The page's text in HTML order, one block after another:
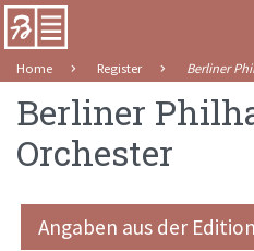
Home Register Berliner
Berliner
Orchester
Angaben aus der Edition